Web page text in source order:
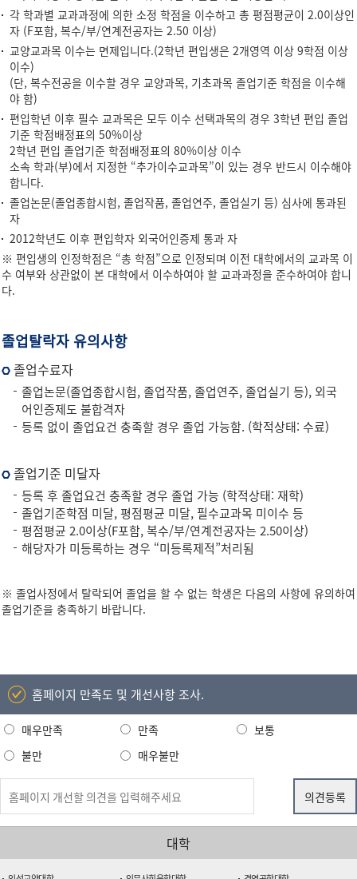
각 학과별 교과과정에 의한 소정 학점을 이수하고 총 평점평균이 2.0이상인
자 (F포함, 복수/부/연계전공자는 2.50 이상)
교양교과목 이수는 면제입니다.(2학년 편입생은 2개영역 이상 9학점 이상
이수)
(단, 복수전공을 이수할 경우 교양과목, 기초과목 졸업기준 학점을 이수해
야 함)
편입학년 이후 필수 교과목은 모두 이수 선택과목의 경우 3학년 편입 졸업
기준 학점배정표의 50%이상
2학년 편입 졸업기준 학점배정표의 80%이상 이수
소속 학과(부)에서 지정한 “추가이수교과목”이 있는 경우 반드시 이수해야
합니다.
졸업논문(졸업종합시험, 졸업작품, 졸업연주, 졸업실기 등) 심사에 통과된
자
2012학년도 이후 편입학자 외국어인증제 통과 자
※ 편입생의 인정학점은 “총 학점”으로 인정되며 이전 대학에서의 교과목 이
수 여부와 상관없이 본 대학에서 이수하여야 할 교과과정을 준수하여야 합니
다.
졸업탈락자 유의사항
졸업수료자
졸업논문(졸업종합시험, 졸업작품, 졸업연주, 졸업실기 등), 외국
어인증제도 불합격자
등록 없이 졸업요건 충족할 경우 졸업 가능함. (학적상태: 수료)
졸업기준 미달자
등록 후 졸업요건 충족할 경우 졸업 가능 (학적상태: 재학)
졸업기준학점 미달, 평점평균 미달, 필수교과목 미이수 등
평점평균 2.0이상(F포함, 복수/부/연계전공자는 2.50이상)
해당자가 미등록하는 경우 “미등록제적”처리됨
※ 졸업사정에서 탈락되어 졸업을 할 수 없는 학생은 다음의 사항에 유의하여
졸업기준을 충족하기 바랍니다.
홈페이지 만족도 및 개선사항 조사.
매우만족 만족
보통
불만
매우불만
대학